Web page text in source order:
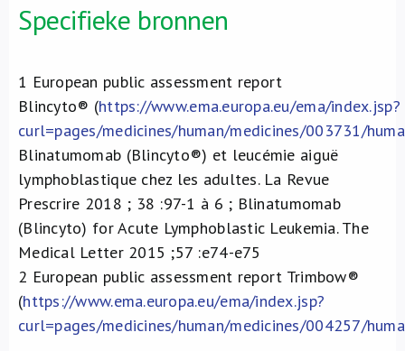
Specifieke bronnen
1 European public assessment report
Blincyto® (https://www.ema.europa.eu/ema/index.jsp?
curl=pages/medicines/human/medicines/003731/
Blinatumomab (Blincyto®) et leucémie aiguë
lymphoblastique chez les adultes. La Revue
Prescrire 2018 ; 38 :97-1 à 6 ; Blinatumomab
(Blincyto) for Acute Lymphoblastic Leukemia. The
Medical Letter 2015 ;57 :e74-e75
2 European public assessment report Trimbow®
(https://www.ema.europa.eu/ema/index.jsp?
curl=pages/medicines/human/medicines/004257/